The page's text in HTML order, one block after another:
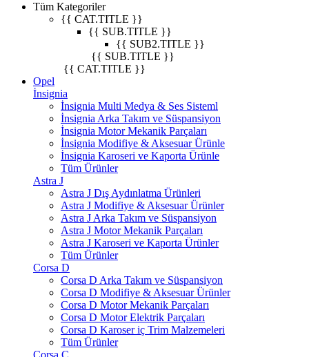
Tüm Kategoriler
{{ CAT.TITLE }}
{{ SUB.TITLE }}
{{ SUB2.TITLE }}
{{ SUB.TITLE }}
{{ CAT.TITLE }}
Opel
İnsignia
İnsignia Multi Medya & Ses Sisteml
İnsignia Arka Takım ve Süspansiyon
İnsignia Motor Mekanik Parçaları
İnsignia Modifiye & Aksesuar Ürünle
İnsignia Karoseri ve Kaporta Ürünle
Tüm Ürünler
Astra J
Astra J Dış Aydınlatma Ürünleri
Astra J Modifiye & Aksesuar Ürünler
Astra J Arka Takım ve Süspansiyon
Astra J Motor Mekanik Parçaları
Astra J Karoseri ve Kaporta Ürünler
Tüm Ürünler
Corsa D
Corsa D Arka Takım ve Süspansiyon
Corsa D Modifiye & Aksesuar Ürünler
Corsa D Motor Mekanik Parçaları
Corsa D Motor Elektrik Parçaları
Corsa D Karoser iç Trim Malzemeleri
Tüm Ürünler
Corsa C